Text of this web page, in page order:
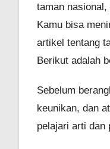
taman
Kamu bisa
artikel tentang
Berikut adalah
Sebelum
keunikan, dan
pelajari arti dan